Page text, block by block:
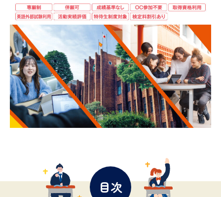
試験
大学研究 大学検索
大学で学べる内容や特徴を調べる
新増設大学・学部・学科特集
国際・グローバルに強い大学特
集
デジタルパンフレット 進路の３択
新学年スタート号特集ページ
新学年スタート号特集ページ
目次